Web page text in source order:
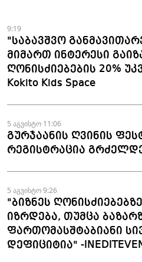
9:19
"საბავშვო
მიმართ ინტერესი
ღონისძიებების 20%
Kokito Kids Space
5 აგვისტო 11:06
გურჯაანის ღვინის
რეგისტრაცია
5 აგვისტო 9:26
"ბიზნეს
იზრდება, თუმცა
ფართომასშტაბიანი
დეფიციტია" -